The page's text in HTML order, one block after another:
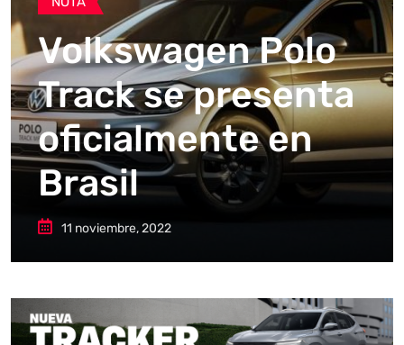
Volkswagen Polo
Track se presenta
oficialmente en
Brasil
11 noviembre, 2022